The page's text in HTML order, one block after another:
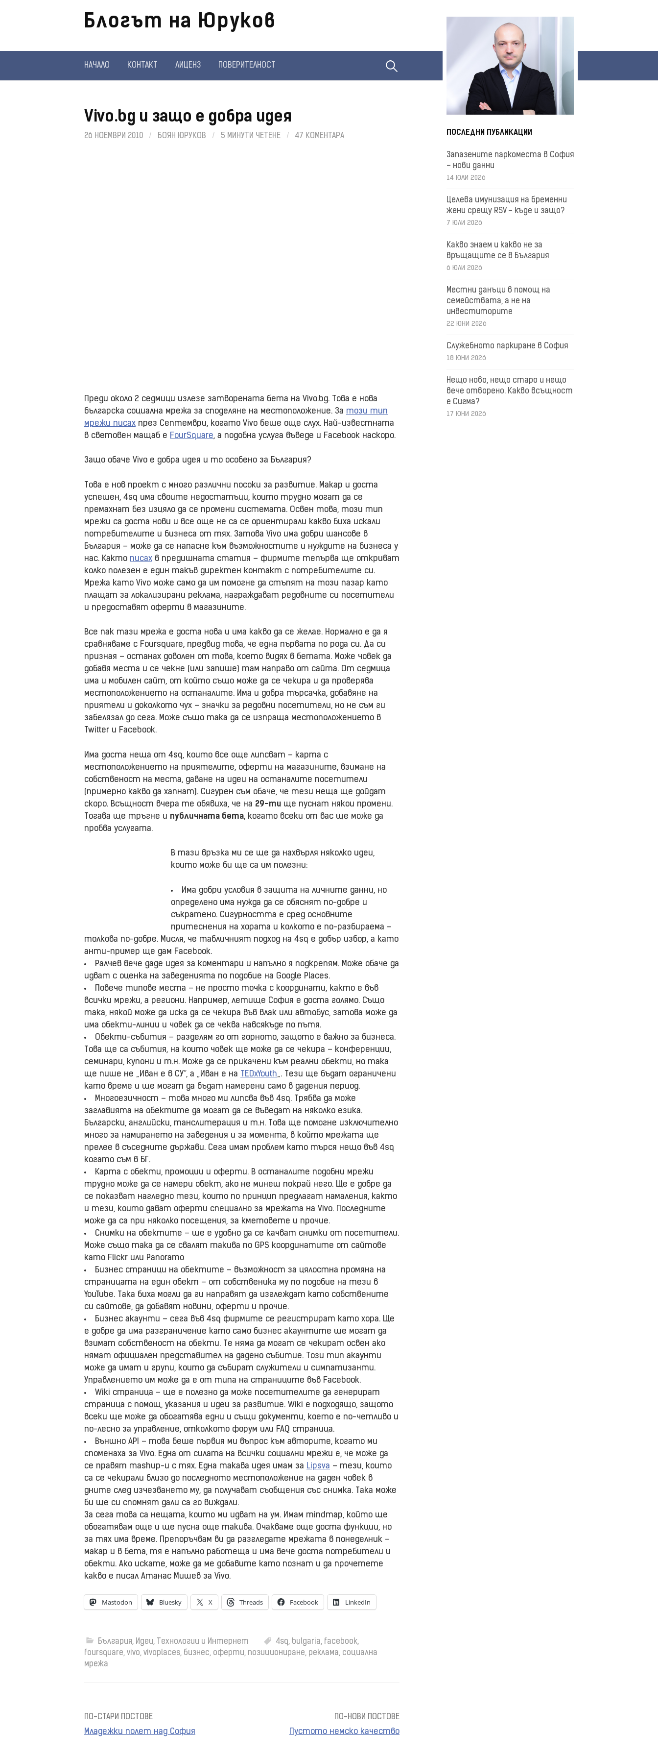
Блогът на Юруков
НАЧАЛО КОНТАКТ ЛИЦЕНЗ ПОВЕРИТЕЛНОСТ Търсене
Vivo.bg и защо е добра идея
26 НОЕМВРИ 2010 / БОЯН ЮРУКОВ / 5 МИНУТИ ЧЕТЕНЕ / 47 КОМЕНТАРА
Преди около 2 седмици излезе затворената бета на Vivo.bg. Това е нова
българска социална мрежа за споделяне на местоположение. За този тип
мрежи писах през Септември, когато Vivo беше още слух. Най-известната
в световен мащаб е FourSquare, а подобна услуга въведе и Facebook наскоро.
Защо обаче Vivo е добра идея и то особено за България?
Това е нов проект с много различни посоки за развитие. Макар и доста
успешен, 4sq има своите недостатъци, които трудно могат да се
премахнат без изцяло да се промени системата. Освен това, този тип
мрежи са доста нови и все още не са се ориентирали какво биха искали
потребителите и бизнеса от тях. Затова Vivo има добри шансове в
България – може да се напасне към възможностите и нуждите на бизнеса у
нас. Както писах в предишната статия – фирмите тепърва ще откриват
колко полезен е един такъв директен контакт с потребителите си.
Мрежа като Vivo може само да им помогне да стъпят на този пазар като
плащат за локализирани реклама, награждават редовните си посетители
и предоставят оферти в магазините.
Все пак тази мрежа е доста нова и има какво да се желае. Нормално е да я
сравняваме с Foursquare, предвид това, че една първата по рода си. Да си
призная – останах доволен от това, което видях в бетата. Може човек да
добавя места и се чекне (или запише) там направо от сайта. От седмица
има и мобилен сайт, от който също може да се чекира и да проверява
местоположението на останалите. Има и добра търсачка, добавяне на
приятели и доколкото чух – значки за редовни посетители, но не съм ги
забелязал до сега. Може също така да се изпраща местоположението в
Twitter и Facebook.
Има доста неща от 4sq, които все още липсват – карта с
местоположението на приятелите, оферти на магазините, взимане на
собственост на места, даване на идеи на останалите посетители
(примерно какво да хапнат). Сигурен съм обаче, че тези неща ще дойдат
скоро. Всъщност вчера те обявиха, че на 29-ти ще пуснат някои промени.
Тогава ще тръгне и публичната бета, когато всеки от вас ще може да
пробва услугата.
В тази връзка ми се ще да нахвърля няколко идеи,
които може би ще са им полезни:
Има добри условия в защита на личните данни, но
определено има нужда да се обяснят по-добре и
съкратено. Сигурността е сред основните
притеснения на хората и колкото е по-разбираема –
толкова по-добре. Мисля, че табличният подход на 4sq е добър избор, а като
анти-пример ще дам Facebook.
Ралчев вече даде идея за коментари и напълно я подкрепям. Може обаче да
идват с оценка на заведенията по подобие на Google Places.
Повече типове места – не просто точка с координати, както е във
всички мрежи, а региони. Например, летище София е доста голямо. Също
така, някой може да иска да се чекира във влак или автобус, затова може да
има обекти-линии и човек да се чеква навсякъде по пътя.
Обекти-събития – разделям го от горното, защото е важно за бизнеса.
Това ще са събития, на които човек ще може да се чекира – конференции,
семинари, купони и т.н. Може да се прикачени към реални обекти, но така
ще пише не „Иван е в СУ“, а „Иван е на
TEDxYouth„. Тези ще бъдат ограничени
като време и ще могат да бъдат намерени само в дадения период.
Многоезичност – това много ми липсва във 4sq. Трябва да може
заглавията на обектите да могат да се въведат на няколко езика.
Български, английски, танслитерация и т.н. Това ще помогне изключително
много за намирането на заведения и за момента, в който мрежата ще
прелее в съседните държави. Сега имам проблем като търся нещо във 4sq
когато съм в БГ.
Карта с обекти, промоции и оферти. В останалите подобни мрежи
трудно може да се намери обект, ако не минеш покрай него. Ще е добре да
се показват нагледно тези, които по принцип предлагат намаления, както
и тези, които дават оферти специално за мрежата на Vivo. Последните
може да са при няколко посещения, за кметовете и прочие.
Снимки на обектите – ще е удобно да се качват снимки от посетители.
Може също така да се свалят такива по GPS координатите от сайтове
като Flickr или Panoramo
Бизнес страници на обектите – възможност за цялостна промяна на
страницата на един обект – от собственика му по подобие на тези в
YouTube. Така биха могли да ги направят да изглеждат като собствените
си сайтове, да добавят новини, оферти и прочие.
Бизнес акаунти – сега във 4sq фирмите се регистрират като хора. Ще
е добре да има разграничение като само бизнес акаунтите ще могат да
взимат собственост на обекти. Те няма да могат се чекират освен ако
нямат официален представител на дадено събитие. Този тип акаунти
може да имат и групи, които да събират служители и симпатизанти.
Управлението им може да е от типа на страниците във Facebook.
Wiki страница – ще е полезно да може посетителите да генерират
страница с помощ, указания и идеи за развитие. Wiki е подходящо, защото
всеки ще може да обогатява едни и същи документи, което е по-четливо и
по-лесно за управление, отколкото форум или FAQ страница.
Външно API – това беше първия ми въпрос към авторите, когато ми
споменаха за Vivo. Една от силата на всички социални мрежи е, че може да
се правят mashup-и с тях. Една такава идея имам за Lipsva – тези, които
са се чекирали близо до последното местоположение на даден човек в
дните след изчезването му, да получават съобщения със снимка. Така може
би ще си спомнят дали са го виждали.
За сега това са нещата, които ми идват на ум. Имам mindmap, който ще
обогатявам още и ще пусна още такива. Очакваме още доста функции, но
за тях има време. Препоръчвам ви да разгледате мрежата в понеделник –
макар и в бета, тя е напълно работеща и има вече доста потребители и
обекти. Ако искате, може да ме добавите като познат и да прочетете
какво е писал Атанас Мишев за Vivo.
Mastodon Bluesky X Threads Facebook LinkedIn
България, Идеи, Технологии и Интернет 4sq, bulgaria, facebook,
foursquare, vivo, vivoplaces, бизнес, оферти, позициониране, реклама, социална
мрежа
Навигация
ПО-СТАРИ ПОСТОВЕ
Младежки полет над София
ПО-НОВИ ПОСТОВЕ
Пустото немско качество
ПОСЛЕДНИ ПУБЛИКАЦИИ
Запазените паркоместа в София
– нови данни
14 ЮЛИ 2026
Целева имунизация на бременни
жени срещу RSV – къде и защо?
7 ЮЛИ 2026
Какво знаем и какво не за
връщащите се в България
6 ЮЛИ 2026
Местни данъци в помощ на
семействата, а не на
инвеститорите
22 ЮНИ 2026
Служебното паркиране в София
18 ЮНИ 2026
Нещо ново, нещо старо и нещо
вече отворено. Какво всъщност
е Сигма?
17 ЮНИ 2026